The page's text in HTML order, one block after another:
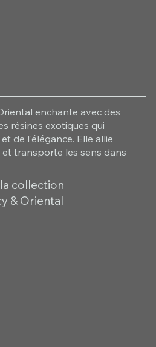
enchante avec des
résines exotiques qui
de l'élégance. Elle allie
transporte les sens dans
collection
& Oriental